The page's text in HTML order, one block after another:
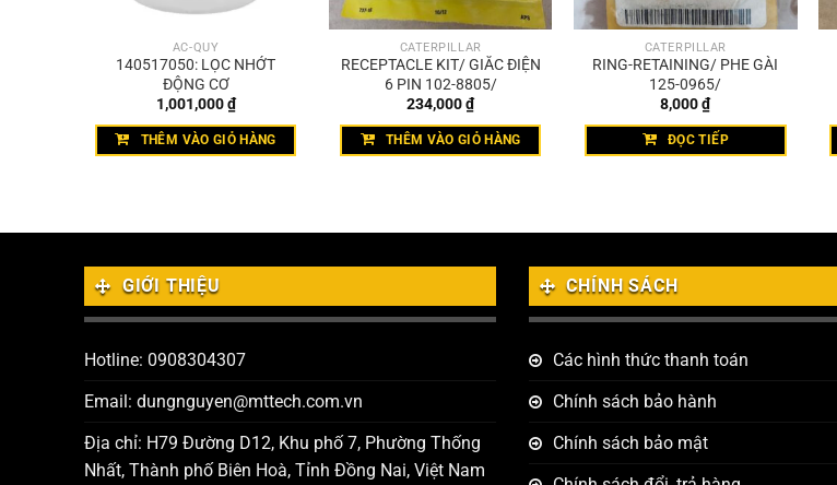
ẮC-QUY
140517050: LỌC NHỚT
ĐỘNG CƠ
1,001,000₫
THÊM VÀO GIỎ HÀNG
CATERPILLAR
RECEPTACLE KIT/ GIẮC ĐIỆN
6 PIN 102-8805/
234,000₫
THÊM VÀO GIỎ HÀNG
CATERPILLAR
RING-RETAINING/ PHE GÀI
125-0965/
8,000₫
ĐỌC TIẾP
GIỚI THIỆU
Hotline: 0908304307
Email: dungnguyen@mttech.com.vn
Địa chỉ: H79 Đường D12, Khu phố 7, Phường Thống
Nhất, Thành phố Biên Hoà, Tỉnh Đồng Nai, Việt Nam
CHÍNH SÁCH
Các hình thức thanh toán
Chính sách bảo hành
Chính sách bảo mật